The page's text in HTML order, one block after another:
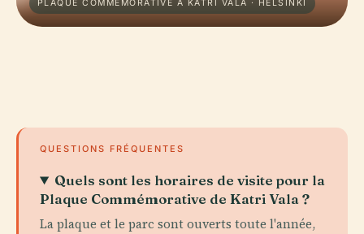
PLAQUE COMMÉMORATIVE À KATRI VALA · HELSINKI
QUESTIONS FRÉQUENTES
Quels sont les horaires de visite pour la
Plaque Commémorative de Katri Vala ?
La plaque et le parc sont ouverts toute l'année,